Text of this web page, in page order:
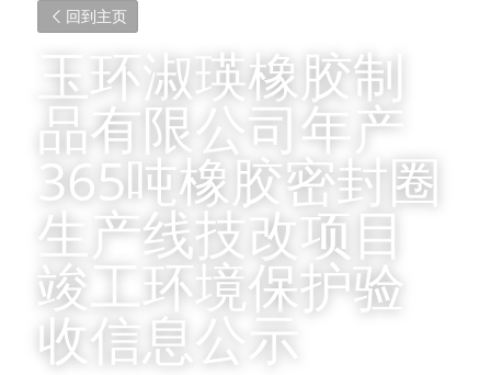
回到主页
玉环淑瑛橡胶制
品有限公司年产
365吨橡胶密封圈
生产线技改项目
竣工环境保护验
收信息公示